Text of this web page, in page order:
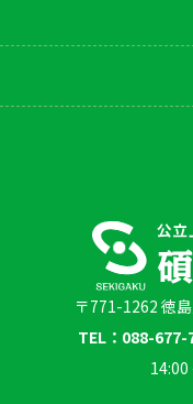
〒771-1262 徳
TEL：088-
14:00